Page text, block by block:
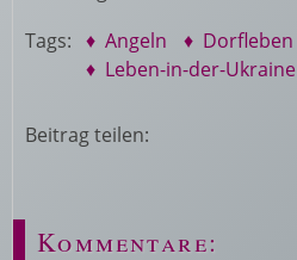
Tags: ♦ Angeln
♦ Dorfleben
♦ Leben-in-der-Ukraine
Beitrag teilen:
Kommentare: